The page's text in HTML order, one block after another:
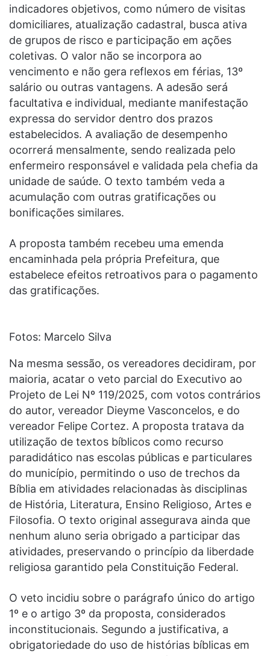
indicadores objetivos, como número de visitas
domiciliares, atualização cadastral, busca ativa
de grupos de risco e participação em ações
coletivas. O valor não se incorpora ao
vencimento e não gera reflexos em férias, 13º
salário ou outras vantagens. A adesão será
facultativa e individual, mediante manifestação
expressa do servidor dentro dos prazos
estabelecidos. A avaliação de desempenho
ocorrerá mensalmente, sendo realizada pelo
enfermeiro responsável e validada pela chefia da
unidade de saúde. O texto também veda a
acumulação com outras gratificações ou
bonificações similares.
A proposta também recebeu uma emenda
encaminhada pela própria Prefeitura, que
estabelece efeitos retroativos para o pagamento
das gratificações.
Fotos: Marcelo Silva
Na mesma sessão, os vereadores decidiram, por
maioria, acatar o veto parcial do Executivo ao
Projeto de Lei Nº 119/2025, com votos contrários
do autor, vereador Dieyme Vasconcelos, e do
vereador Felipe Cortez. A proposta tratava da
utilização de textos bíblicos como recurso
paradidático nas escolas públicas e particulares
do município, permitindo o uso de trechos da
Bíblia em atividades relacionadas às disciplinas
de História, Literatura, Ensino Religioso, Artes e
Filosofia. O texto original assegurava ainda que
nenhum aluno seria obrigado a participar das
atividades, preservando o princípio da liberdade
religiosa garantido pela Constituição Federal.
O veto incidiu sobre o parágrafo único do artigo
1º e o artigo 3º da proposta, considerados
inconstitucionais. Segundo a justificativa, a
obrigatoriedade do uso de histórias bíblicas em